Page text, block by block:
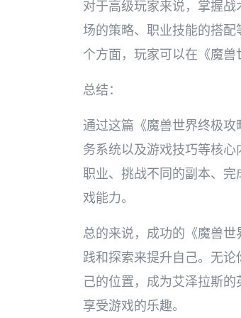
对于高级玩家来说，掌握
场的策略、职业技能的搭
个方面，玩家可以在《魔兽
总结：
通过这篇《魔兽世界终极
务系统以及游戏技巧等核
职业、挑战不同的副本、
戏能力。
总的来说，成功的《魔兽
践和探索来提升自己。无
己的位置，成为艾泽拉斯
享受游戏的乐趣。